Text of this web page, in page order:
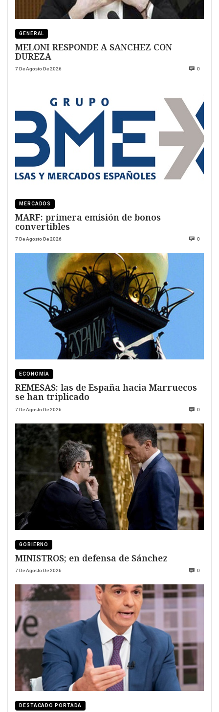
GENERAL
MELONI RESPONDE A SANCHEZ CON
DUREZA
7 De Agosto De 2026 0
MERCADOS
MARF: primera emisión de bonos
convertibles
7 De Agosto De 2026 0
ECONOMÍA
REMESAS: las de España hacia Marruecos
se han triplicado
7 De Agosto De 2026 0
GOBIERNO
MINISTROS; en defensa de Sánchez
7 De Agosto De 2026 0
DESTACADO PORTADA